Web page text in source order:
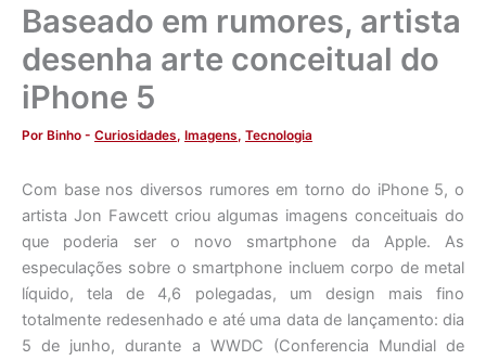
Baseado em rumores, artista
desenha arte conceitual do
iPhone 5
Por Binho - Curiosidades, Imagens, Tecnologia
Com base nos diversos rumores em torno do iPhone 5, o
artista Jon Fawcett criou algumas imagens conceituais do
que poderia ser o novo smartphone da Apple. As
especulações sobre o smartphone incluem corpo de metal
líquido, tela de 4,6 polegadas, um design mais fino
totalmente redesenhado e até uma data de lançamento: dia
5 de junho, durante a WWDC (Conferencia Mundial de